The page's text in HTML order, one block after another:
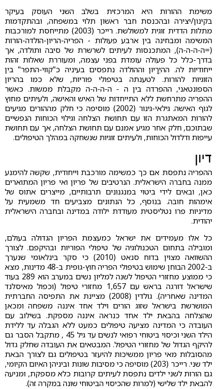
משימת ההורות היא המרכזית בשלב השני העוסק בעיקר
בקינון/יצירה ובהכנסת חבר ראשון תלוי במשפחה, ובהתקדמות
מתלות הדדית זוגית למשולשת. רייכר (2003) מתייחסת למורכבות
המשימה ומבחינה בין ארבע פעולות - הפריה-הריון-הולדה-הורות
(=ה-ה-ה-ה), המתכנסות לעיתים לשרשרת של סיבה ותולדה, אך
בדרך-כלל כל פעולה עומדת בפני עצמה, ומעוררת שאלות זהות
ייחודיות לה. ההיֵרָיון וההולדה נתפסים בעיניה כ"קווי-התפר" בין
הזוגיות להורות. לטענתה בטיפולי פוריות, שלא כמו בהריון
הספונטאני, ההפרדה בין ה - ה-ה-ה-ה מקבלת ממשות. כאשר
ההפריה מתרחשת ללא התייחדות של האיש והאישה, ולעיתים מחוץ
לגוף האישה. גילאי-גינור (2002) מוסיפה כי חלק מההורים מגיעים
להורות המאתגרת הזו עם תחושת הצלחה וגילוי הכוחות הנפשיים
שבתוכם, חלק אחר מגיע אמנם עם תחושת הצלחה, אך עם תחושת
עייפות ודלדול הכוחות, ולעיתים זוגיות שנשחקה במהלך הטיפולים.
דיון
ההפריה נתפסת אם כך כמשימה מורכבת וייחודית, שקשה להימנע
ממנה בחברה הישראלית. הנרטיבים של פריון ואי פריון המתוארים
כאן, ובאים לידי ביטוי במנגנונים תרבותיים, מייצרים אתוס של
אימהות חובה. בנוסף, כל הנתונים מצביעים חד משמעית על
מדיניות פרו נטליסטית מעודדת ילודה במדינה ובחברה הישראלית
יהודית.
כל אלו מעמידים את ישראל כמעצמת הפריון הגדולה בעולם,
ומובילה בתחום הטכנולוגיה של טיפולי הפוריות ובהיקפם. לצורך
ההשוואה מצוין בדוח סנאט (2010) כי סקר בינלאומי שנערך
ב-2002 הבוחן שימוש בטיפולי הפריה חוץ-גופית ב-48 מדינות, מצא
כי ממוצע מחזורי הטיפול לשנה למליון נשים במערב הוא 289 בעוד
שישראל דורגה בראש עם 1,657 מחזורי טיפול (וכפול מאיסלנד
המדינה שאחריה). גולדין (2008) מציינת את התפיסה החברתית
המושרשת בישראל שזוג הורים וילד אחד איננה משפחה ומכאן
שהצלחה בהבאת ילד אחד כנראה איננה מספקת. בשילוב עם
העובדה כי המדינה מציעה טיפולים כמעט ללא הגבלה עד ללידת
הילד השני וכיסוי ביטוחי רפואי לנשים עד גיל 45 , מתקבל הסבר גם
להיקף הגדול של מחזורי הטיפול. המבטאים את העובדה שחלק גדול
מהסובלות מאי פריון ממשיכות להיעזר בטיפולים גם לצורך הבאת
ילד שני. רייכר (203) מוסיפה כי מסיבות שונות וביניהן האיום הקיומי,
גם הורות לשני ילדים נתפסת לעיתים קרובות כלא מספקת, ומניעה
להבאת ילד שלישי (למרות שהכיסוי הביטוחי שונה במקרה זה).